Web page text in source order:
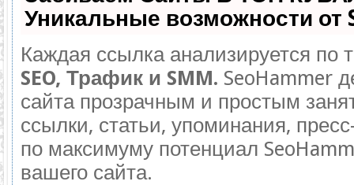
Уникальные возможности от
Каждая ссылка анализируется по
SEO, Трафик и SMM. SeoHammer
сайта прозрачным и простым
ссылки, статьи, упоминания,
по максимуму потенциал
вашего сайта.